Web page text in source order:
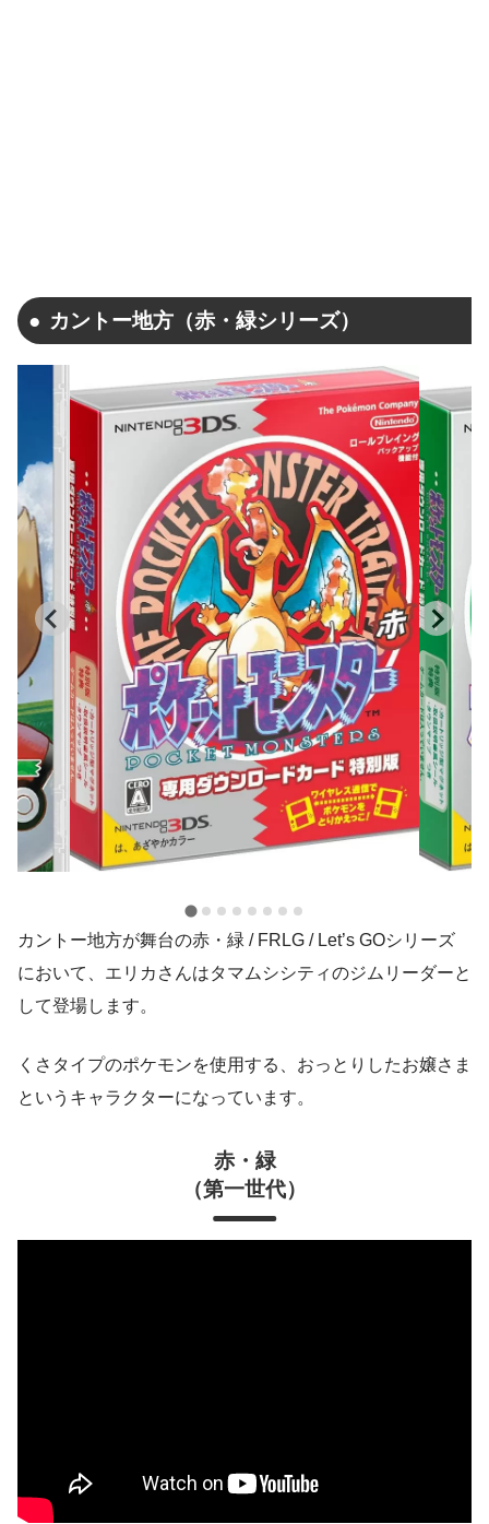
カントー地方（赤・緑シリーズ）
カントー地方が舞台の赤・緑 / FRLG / Let’s GOシリーズ
において、エリカさんはタマムシシティのジムリーダーと
して登場します。
くさタイプのポケモンを使用する、おっとりしたお嬢さま
というキャラクターになっています。
赤・緑
（第一世代）